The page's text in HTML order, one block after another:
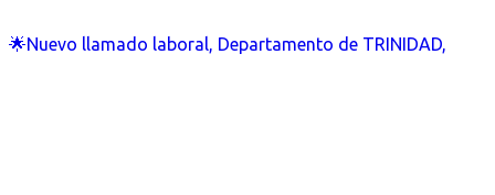
🌟Nuevo llamado laboral, Departamento de TRINIDAD,